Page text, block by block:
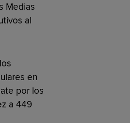
Medias
al
en
por los
a 449